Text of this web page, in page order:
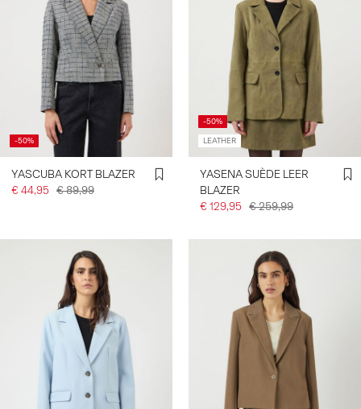
-50%
YASCUBA KORT BLAZER
€ 44,95 € 89,99
-50%
LEATHER
YASENA SUÈDE LEER
BLAZER
€ 129,95 € 259,99